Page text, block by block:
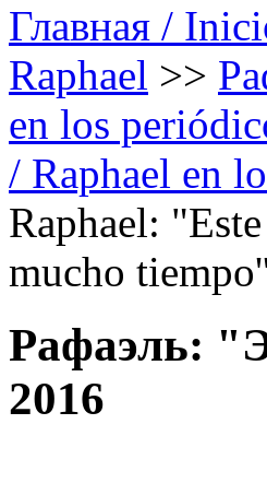
Главная /
Raphael >>
en los
/ Raphael en
Raphael:
mucho
Рафаэль:
2016